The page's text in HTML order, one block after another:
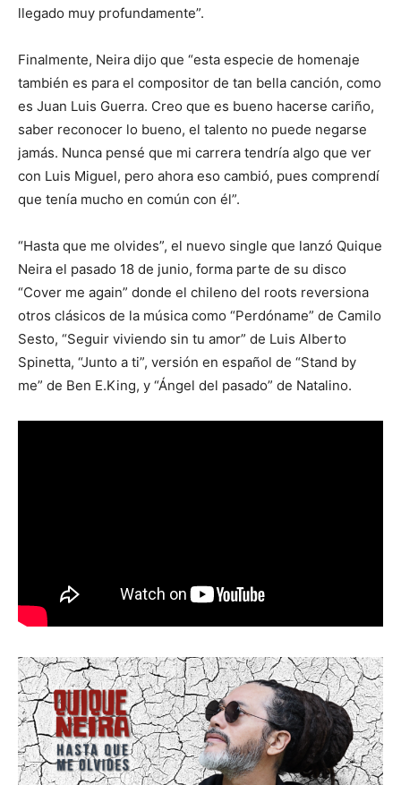
llegado muy profundamente”.
Finalmente, Neira dijo que “esta especie de homenaje
también es para el compositor de tan bella canción, como
es Juan Luis Guerra. Creo que es bueno hacerse cariño,
saber reconocer lo bueno, el talento no puede negarse
jamás. Nunca pensé que mi carrera tendría algo que ver
con Luis Miguel, pero ahora eso cambió, pues comprendí
que tenía mucho en común con él”.
“Hasta que me olvides”, el nuevo single que lanzó Quique
Neira el pasado 18 de junio, forma parte de su disco
“Cover me again” donde el chileno del roots reversiona
otros clásicos de la música como “Perdóname” de Camilo
Sesto, “Seguir viviendo sin tu amor” de Luis Alberto
Spinetta, “Junto a ti”, versión en español de “Stand by
me” de Ben E.King, y “Ángel del pasado” de Natalino.